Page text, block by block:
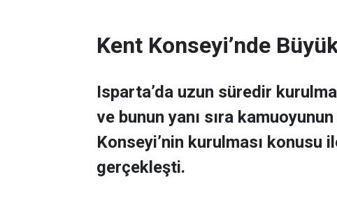
Kent Konseyi’nde
Isparta’da uzun süredir
ve bunun yanı sıra
Konseyi’nin kurulması konusu
gerçekleşti.